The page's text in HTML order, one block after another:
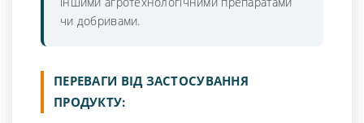
чи добривами.
ПЕРЕВАГИ ВІД ЗАСТОСУВАННЯ
ПРОДУКТУ: